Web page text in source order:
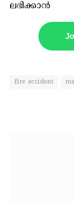
ലഭിക്കാൻ
fire accident